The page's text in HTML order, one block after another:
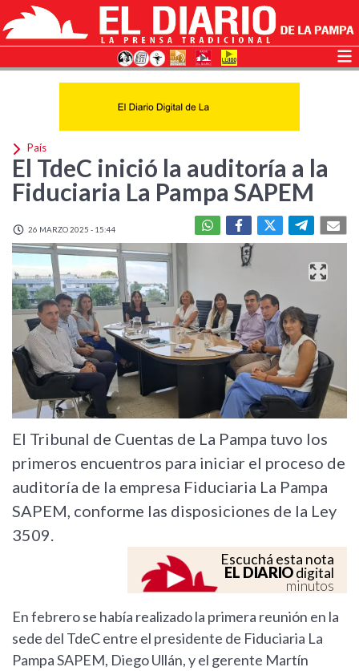
País
El TdeC inició la auditoría a la
Fiduciaria La Pampa SAPEM
26 MARZO 2025 - 15:44
El Tribunal de Cuentas de La Pampa tuvo los
primeros encuentros para iniciar el proceso de
auditoría de la empresa Fiduciaria La Pampa
SAPEM, conforme las disposiciones de la Ley
3509.
Escuchá esta nota
EL DIARIOdigital
minutos
En febrero se había realizado la primera reunión en la
sede del TdeC entre el presidente de Fiduciaria La
Pampa SAPEM, Diego Ullán, y el gerente Martín